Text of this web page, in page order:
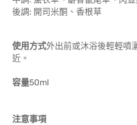
後調: 開司米酮、香根草
使用方式外出前或沐浴後輕輕噴
近。
容量50ml
注意事項